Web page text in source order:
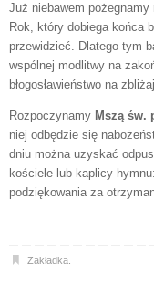
Już niebawem
Rok, który dobiega końca
przewidzieć. Dlatego tym
wspólnej modlitwy na
błogosławieństwo na
Rozpoczynamy Mszą św.
niej odbędzie się
dniu można uzyskać
kościele lub kaplicy hymnu:
podziękowania za
Zakładka.